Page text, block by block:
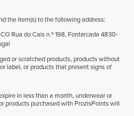
the item(s) to the following address:
Rua do Cais n.º 198, Fontarcada 4830-
or scratched products, products without
label, or products that present signs of
in less than a month, underwear or
products purchased with ProzisPoints will